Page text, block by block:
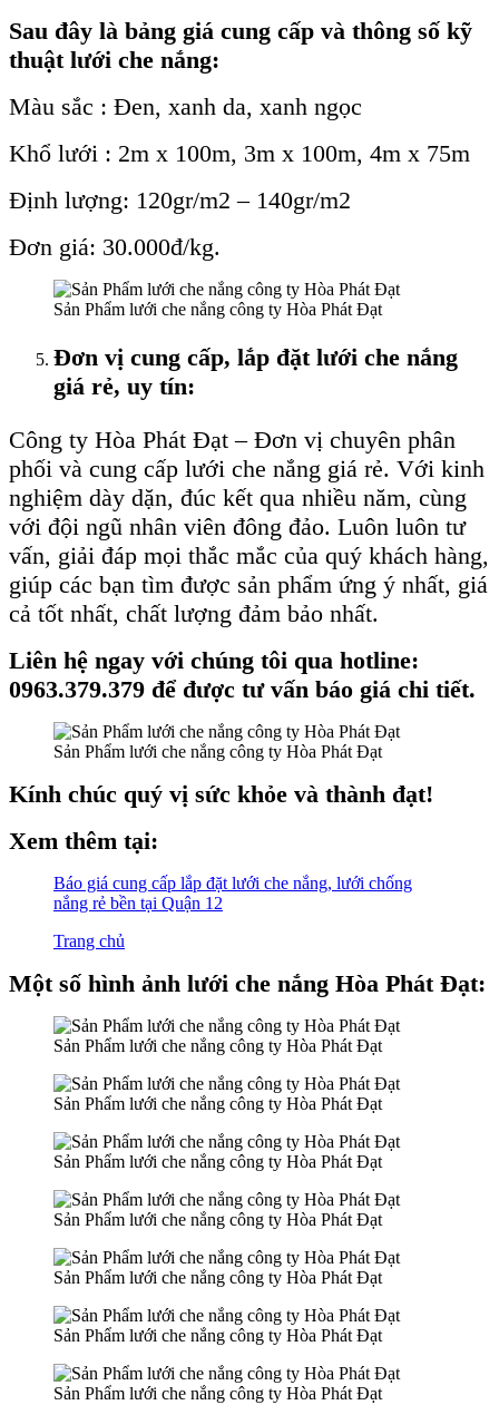
Sau đây là bảng giá cung cấp và thông số kỹ
thuật lưới che nắng:
Màu sắc : Đen, xanh da, xanh ngọc
Khổ lưới : 2m x 100m, 3m x 100m, 4m x 75m
Định lượng: 120gr/m2 – 140gr/m2
Đơn giá: 30.000đ/kg.
Sản Phẩm lưới che nắng công ty Hòa Phát Đạt
Đơn vị cung cấp, lắp đặt lưới che nắng
giá rẻ, uy tín:
Công ty Hòa Phát Đạt – Đơn vị chuyên phân
phối và cung cấp lưới che nắng giá rẻ. Với kinh
nghiệm dày dặn, đúc kết qua nhiều năm, cùng
với đội ngũ nhân viên đông đảo. Luôn luôn tư
vấn, giải đáp mọi thắc mắc của quý khách hàng,
giúp các bạn tìm được sản phẩm ứng ý nhất, giá
cả tốt nhất, chất lượng đảm bảo nhất.
Liên hệ ngay với chúng tôi qua hotline:
0963.379.379 để được tư vấn báo giá chi tiết.
Sản Phẩm lưới che nắng công ty Hòa Phát Đạt
Kính chúc quý vị sức khỏe và thành đạt!
Xem thêm tại:
Báo giá cung cấp lắp đặt lưới che nắng, lưới chống
nắng rẻ bền tại Quận 12
Trang chủ
Một số hình ảnh lưới che nắng Hòa Phát Đạt:
Sản Phẩm lưới che nắng công ty Hòa Phát Đạt
Sản Phẩm lưới che nắng công ty Hòa Phát Đạt
Sản Phẩm lưới che nắng công ty Hòa Phát Đạt
Sản Phẩm lưới che nắng công ty Hòa Phát Đạt
Sản Phẩm lưới che nắng công ty Hòa Phát Đạt
Sản Phẩm lưới che nắng công ty Hòa Phát Đạt
Sản Phẩm lưới che nắng công ty Hòa Phát Đạt